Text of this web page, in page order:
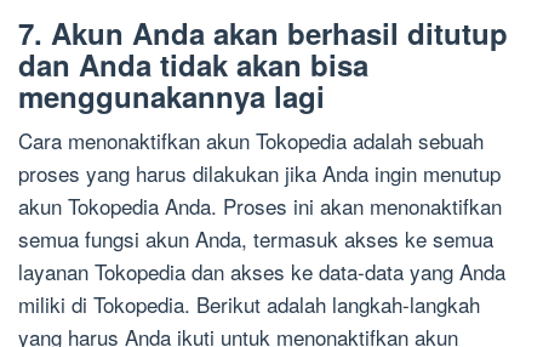
7. Akun Anda akan berhasil ditutup
dan Anda tidak akan bisa
menggunakannya lagi
Cara menonaktifkan akun Tokopedia adalah sebuah
proses yang harus dilakukan jika Anda ingin menutup
akun Tokopedia Anda. Proses ini akan menonaktifkan
semua fungsi akun Anda, termasuk akses ke semua
layanan Tokopedia dan akses ke data-data yang Anda
miliki di Tokopedia. Berikut adalah langkah-langkah
yang harus Anda ikuti untuk menonaktifkan akun